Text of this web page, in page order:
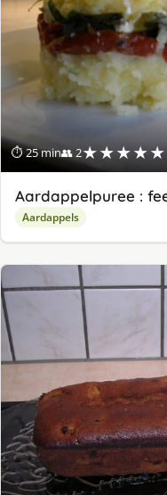
⏱ 25 min👥 2★★★★★
Aardappelpuree :
Aardappels